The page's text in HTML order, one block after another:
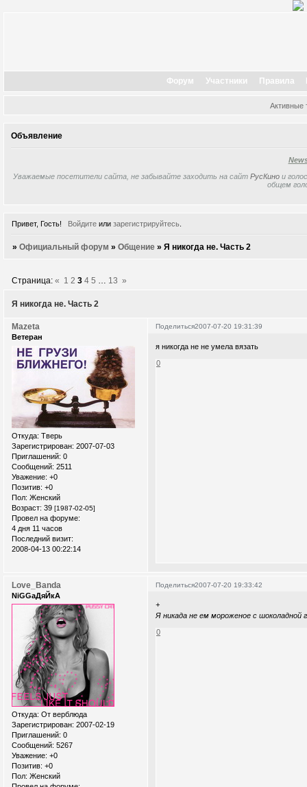
Форум Участники Правила
Активные
Объявление
Уважаемые посетители сайта, не забывайте заходить на сайт РусКино и
общем
Привет, Гость! Войдитеили зарегистрируйтесь.
»Официальный форум »Общение »Я никогда не. Часть 2
Я никогда не. Часть 2
Страница:« 1 2 3 4 5 … 13 »
Поделиться2007-07-20 19:31:39
Mazeta
Ветеран
Откуда: Тверь
Зарегистрирован: 2007-07-03
Приглашений: 0
Сообщений: 2511
Уважение: +0
Позитив: +0
Пол: Женский
Возраст: 39 [1987-02-05]
Провел на форуме:
4 дня 11 часов
Последний визит:
2008-04-13 00:22:14
я никогда не не умела вязать
0
Поделиться2007-07-20 19:33:42
Love_Banda
NiGGaДяЙкА
Откуда: От верблюда
Зарегистрирован: 2007-02-19
Приглашений: 0
Сообщений: 5267
Уважение: +0
Позитив: +0
Пол: Женский
+
Я никада не ем мороженое с шоколадной
0